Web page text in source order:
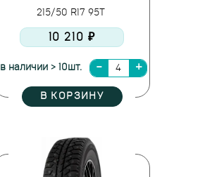
215/50 R17 95T
10 210 ₽
в наличии > 10шт.
В КОРЗИНУ